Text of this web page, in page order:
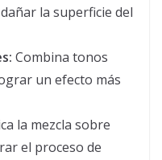
la superficie del
Combina tonos
un efecto más
la mezcla sobre
el proceso de